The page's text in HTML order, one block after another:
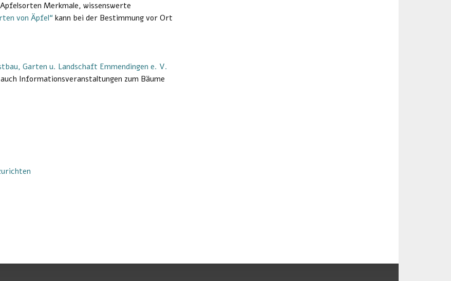
Merkmale, wissenswerte
von Äpfel“kann bei der Bestimmung vor Ort
Garten u. Landschaft Emmendingen e. V.
Informationsveranstaltungen zum Bäume